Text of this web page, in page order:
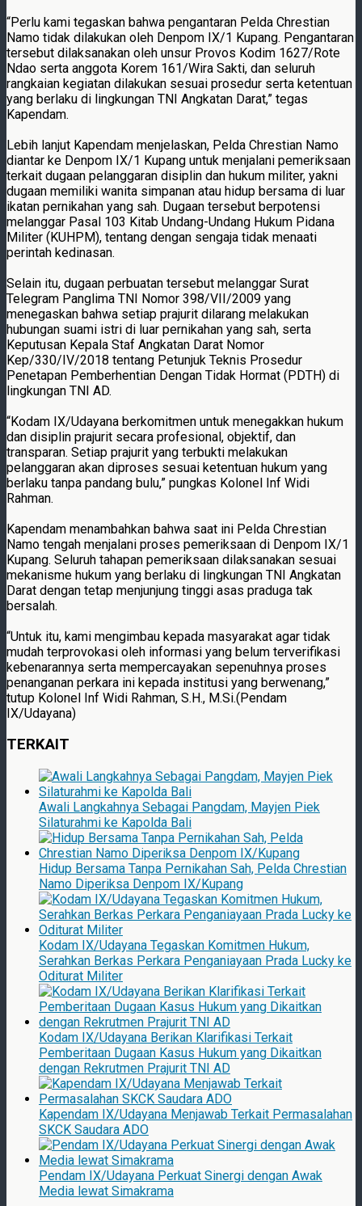
“Perlu kami tegaskan bahwa pengantaran Pelda Chrestian
Namo tidak dilakukan oleh Denpom IX/1 Kupang. Pengantaran
tersebut dilaksanakan oleh unsur Provos Kodim 1627/Rote
Ndao serta anggota Korem 161/Wira Sakti, dan seluruh
rangkaian kegiatan dilakukan sesuai prosedur serta ketentuan
yang berlaku di lingkungan TNI Angkatan Darat,” tegas
Kapendam.
Lebih lanjut Kapendam menjelaskan, Pelda Chrestian Namo
diantar ke Denpom IX/1 Kupang untuk menjalani pemeriksaan
terkait dugaan pelanggaran disiplin dan hukum militer, yakni
dugaan memiliki wanita simpanan atau hidup bersama di luar
ikatan pernikahan yang sah. Dugaan tersebut berpotensi
melanggar Pasal 103 Kitab Undang-Undang Hukum Pidana
Militer (KUHPM), tentang dengan sengaja tidak menaati
perintah kedinasan.
Selain itu, dugaan perbuatan tersebut melanggar Surat
Telegram Panglima TNI Nomor 398/VII/2009 yang
menegaskan bahwa setiap prajurit dilarang melakukan
hubungan suami istri di luar pernikahan yang sah, serta
Keputusan Kepala Staf Angkatan Darat Nomor
Kep/330/IV/2018 tentang Petunjuk Teknis Prosedur
Penetapan Pemberhentian Dengan Tidak Hormat (PDTH) di
lingkungan TNI AD.
“Kodam IX/Udayana berkomitmen untuk menegakkan hukum
dan disiplin prajurit secara profesional, objektif, dan
transparan. Setiap prajurit yang terbukti melakukan
pelanggaran akan diproses sesuai ketentuan hukum yang
berlaku tanpa pandang bulu,” pungkas Kolonel Inf Widi
Rahman.
Kapendam menambahkan bahwa saat ini Pelda Chrestian
Namo tengah menjalani proses pemeriksaan di Denpom IX/1
Kupang. Seluruh tahapan pemeriksaan dilaksanakan sesuai
mekanisme hukum yang berlaku di lingkungan TNI Angkatan
Darat dengan tetap menjunjung tinggi asas praduga tak
bersalah.
“Untuk itu, kami mengimbau kepada masyarakat agar tidak
mudah terprovokasi oleh informasi yang belum terverifikasi
kebenarannya serta mempercayakan sepenuhnya proses
penanganan perkara ini kepada institusi yang berwenang,”
tutup Kolonel Inf Widi Rahman, S.H., M.Si.(Pendam
IX/Udayana)
TERKAIT
Awali Langkahnya Sebagai Pangdam, Mayjen Piek
Silaturahmi ke Kapolda Bali
Hidup Bersama Tanpa Pernikahan Sah, Pelda Chrestian
Namo Diperiksa Denpom IX/Kupang
Kodam IX/Udayana Tegaskan Komitmen Hukum,
Serahkan Berkas Perkara Penganiayaan Prada Lucky ke
Oditurat Militer
Kodam IX/Udayana Berikan Klarifikasi Terkait
Pemberitaan Dugaan Kasus Hukum yang Dikaitkan
dengan Rekrutmen Prajurit TNI AD
Kapendam IX/Udayana Menjawab Terkait Permasalahan
SKCK Saudara ADO
Pendam IX/Udayana Perkuat Sinergi dengan Awak
Media lewat Simakrama